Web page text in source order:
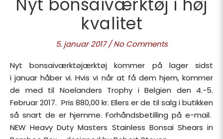
Nyt bonsaiværktøj i høj
kvalitet
5. januar 2017 / No Comments
Nyt bonsaiværktøjærktøj kommer på lager sidst
i januar håber vi. Hvis vi når at få dem hjem, kommer
de med til Noelanders Trophy i Belgien den 4.-5.
Februar 2017. Pris 880,00 kr. Ellers er de til salg i butikken
så snart de er hjemme. Forhåndsbetilling på e-mail.
NEW Heavy Duty Masters Stainless Bonsai Shears in